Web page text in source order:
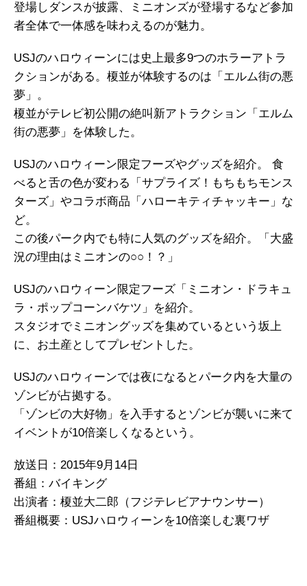
登場しダンスが披露、ミニオンズが登場するなど参加
者全体で一体感を味わえるのが魅力。
USJのハロウィーンには史上最多9つのホラーアトラ
クションがある。榎並が体験するのは「エルム街の悪
夢」。
榎並がテレビ初公開の絶叫新アトラクション「エルム
街の悪夢」を体験した。
USJのハロウィーン限定フーズやグッズを紹介。 食
べると舌の色が変わる「サプライズ！もちもちモンス
ターズ」やコラボ商品「ハローキティチャッキー」な
ど。
この後パーク内でも特に人気のグッズを紹介。「大盛
況の理由はミニオンの○○！？」
USJのハロウィーン限定フーズ「ミニオン・ドラキュ
ラ・ポップコーンバケツ」を紹介。
スタジオでミニオングッズを集めているという坂上
に、お土産としてプレゼントした。
USJのハロウィーンでは夜になるとパーク内を大量の
ゾンビが占拠する。
「ゾンビの大好物」を入手するとゾンビが襲いに来て
イベントが10倍楽しくなるという。
放送日：2015年9月14日
番組：バイキング
出演者：榎並大二郎（フジテレビアナウンサー）
番組概要：USJハロウィーンを10倍楽しむ裏ワザ